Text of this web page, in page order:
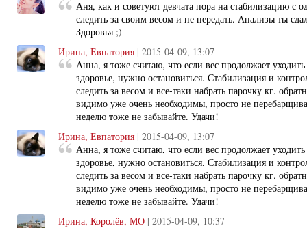
Аня, как и советуют девчата пора на стабилизацию
следить за своим весом и не передать. Анализы ты
Здоровья ;)
Ирина, Евпатория | 2015-04-09, 13:07
Анна, я тоже считаю, что если вес продолжает
здоровье, нужно остановиться. Стабилизация и
следить за весом и все-таки набрать парочку кг.
видимо уже очень необходимы, просто не
неделю тоже не забывайте. Удачи!
Ирина, Евпатория | 2015-04-09, 13:07
Анна, я тоже считаю, что если вес продолжает
здоровье, нужно остановиться. Стабилизация и
следить за весом и все-таки набрать парочку кг.
видимо уже очень необходимы, просто не
неделю тоже не забывайте. Удачи!
Ирина, Королёв, МО | 2015-04-09, 10:37